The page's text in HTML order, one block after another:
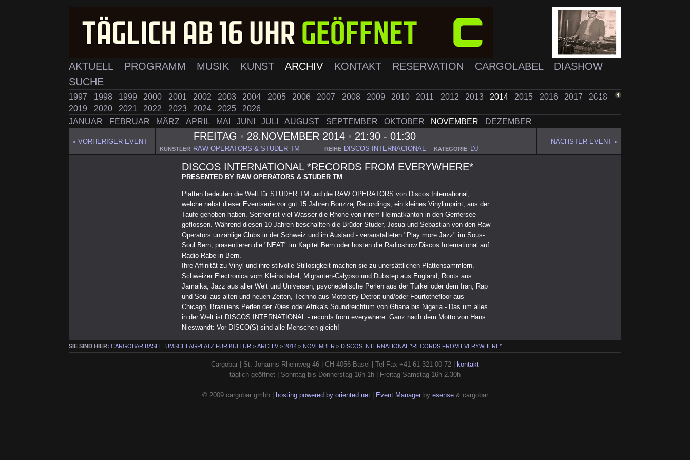
AKTUELL PROGRAMM MUSIK KUNST ARCHIV KONTAKT RESERVATION CARGOLABEL
DIASHOW
SUCHE
1997 1998 1999 2000 2001 2002 2003 2004 2005 2006 2007 2008 2009 2010 2011 2012 2013 2014 2015 2016 2017
2018
2019
2020 2021 2022 2023 2024 2025
2026
JANUAR
FEBRUAR MÄRZ APRIL MAI JUNI JULI AUGUST SEPTEMBER OKTOBER NOVEMBER DEZEMBER
ZURÜCK
« VORHERIGER EVENT FREITAG • 28.NOVEMBER 2014 • 21:30 - 01:30
KÜNSTLER RAW OPERATORS & STUDER TM REIHE DISCOS INTERNACIONAL KATEGORIE DJ
NÄCHSTER EVENT »
DISCOS INTERNATIONAL *RECORDS FROM EVERYWHERE*
PRESENTED BY RAW OPERATORS & STUDER TM
Platten bedeuten die Welt für STUDER TM und die RAW OPERATORS von Discos International,
welche nebst dieser Eventserie vor gut 15 Jahren Bonzzaj Recordings, ein kleines Vinylimprint, aus der
Taufe gehoben haben. Seither ist viel Wasser die Rhone von ihrem Heimatkanton in den Genfersee
geflossen. Während diesen 10 Jahren beschallten die Brüder Studer, Josua und Sebastian von den Raw
Operators unzählige Clubs in der Schweiz und im Ausland - veranstalteten "Play more Jazz" im Sous-
Soul Bern, präsentieren die "NEAT" im Kapitel Bern oder hosten die Radioshow Discos International auf
Radio Rabe in Bern.
Ihre Affinität zu Vinyl und ihre stilvolle Stillosigkeit machen sie zu unersättlichen Plattensammlern.
Schweizer Electronica vom Kleinstlabel, Migranten-Calypso und Dubstep aus England, Roots aus
Jamaika, Jazz aus aller Welt und Universen, psychedelische Perlen aus der Türkei oder dem Iran, Rap
und Soul aus alten und neuen Zeiten, Techno aus Motorcity Detroit und/oder Fourtothefloor aus
Chicago, Brasiliens Perlen der 70ies oder Afrika's Soundreichtum von Ghana bis Nigeria - Das um alles
in der Welt ist DISCOS INTERNATIONAL - records from everywhere. Ganz nach dem Motto von Hans
Nieswandt: Vor DISCO(S) sind alle Menschen gleich!
SIE SIND HIER:CARGOBAR BASEL, UMSCHLAGPLATZ FÜR KULTUR >ARCHIV >2014 > NOVEMBER > DISCOS INTERNATIONAL *RECORDS FROM EVERYWHERE*
Cargobar | St. Johanns-Rheinweg 46 | CH-4056 Basel | Tel Fax +41 61 321 00 72 |
kontakt
täglich geöffnet | Sonntag bis Donnerstag 16h-1h | Freitag Samstag 16h-2.30h
© 2009 cargobar gmbh | hosting powered by oriented.net| Event Managerby esense& cargobar